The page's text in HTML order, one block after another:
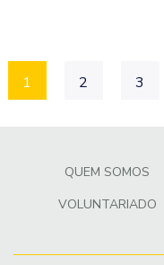
1 2 3
QUEM SOMOS
VOLUNTARIADO